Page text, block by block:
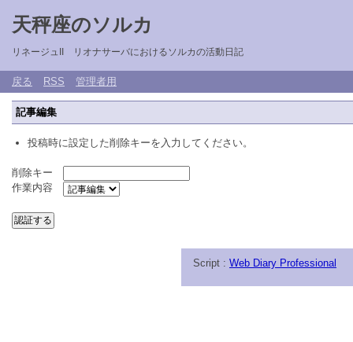
天秤座のソルカ
リネージュII リオナサーバにおけるソルカの活動日記
戻る RSS 管理者用
記事編集
投稿時に設定した削除キーを入力してください。
削除キー
作業内容
Script : Web Diary Professional